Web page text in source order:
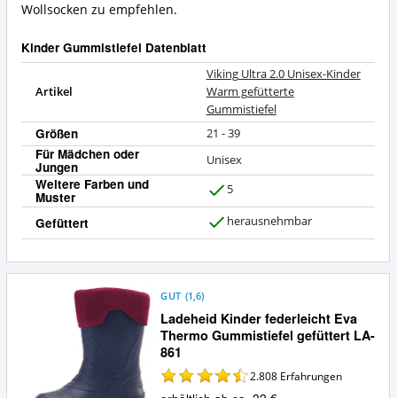
Wollsocken zu empfehlen.
Kinder Gummistiefel Datenblatt
Artikel
Viking Ultra 2.0 Unisex-Kinder
Warm gefütterte
Gummistiefel
Größen 21 - 39
Für Mädchen oder
Jungen Unisex
Weitere Farben und
Muster 5
Gefüttert herausnehmbar
Ladeheid Kinder federleicht Eva
Thermo Gummistiefel gefüttert LA-
861
GUT (1,6)
2.808 Erfahrungen